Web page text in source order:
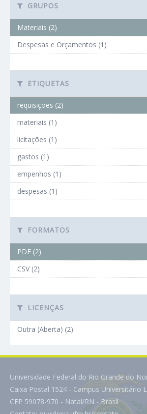
GRUPOS
Materiais (2)
Despesas e Orçamentos (1)
ETIQUETAS
requisições (2)
materiais (1)
licitações (1)
gastos (1)
empenhos (1)
despesas (1)
FORMATOS
PDF (2)
CSV (2)
LICENÇAS
Outra (Aberta) (2)
Universidade Federal do Rio Grande do
Caixa Postal 1524 - Campus Universitário
CEP 59078-970 - Natal/RN - Brasil